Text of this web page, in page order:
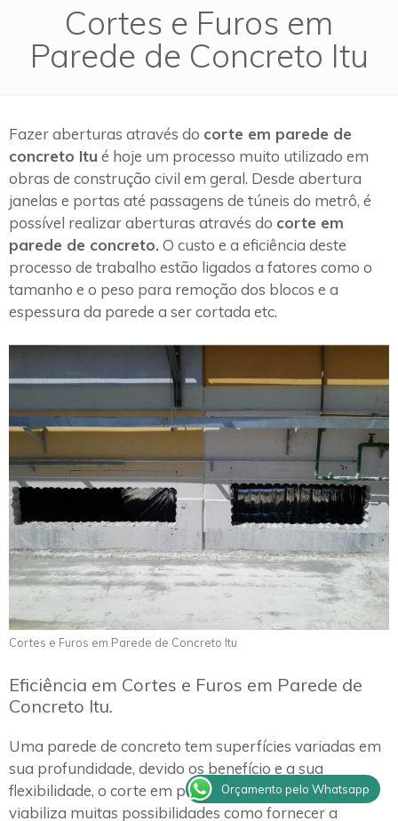
Cortes e Furos em
Parede de Concreto Itu
Fazer aberturas através do corte em parede de
concreto Itu é hoje um processo muito utilizado em
obras de construção civil em geral. Desde abertura
janelas e portas até passagens de túneis do metrô, é
possível realizar aberturas através do corte em
parede de concreto. O custo e a eficiência deste
processo de trabalho estão ligados a fatores como o
tamanho e o peso para remoção dos blocos e a
espessura da parede a ser cortada etc.
Cortes e Furos em Parede de Concreto Itu
Eficiência em Cortes e Furos em Parede de
Concreto Itu.
Uma parede de concreto tem superfícies variadas em
sua profundidade, devido os benefício e a sua
flexibilidade, o corte em parede de concreto em Itu
viabiliza muitas possibilidades como fornecer a
Orçamento pelo Whatsapp